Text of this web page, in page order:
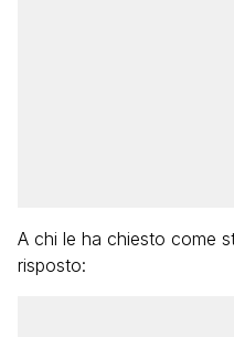
A chi le ha chiesto come
risposto: